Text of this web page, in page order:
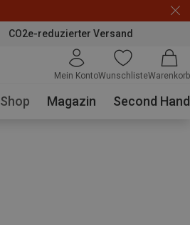
CO2e-reduzierter Versand
Mein KontoWunschlisteWarenkorb
Shop Magazin Second Hand